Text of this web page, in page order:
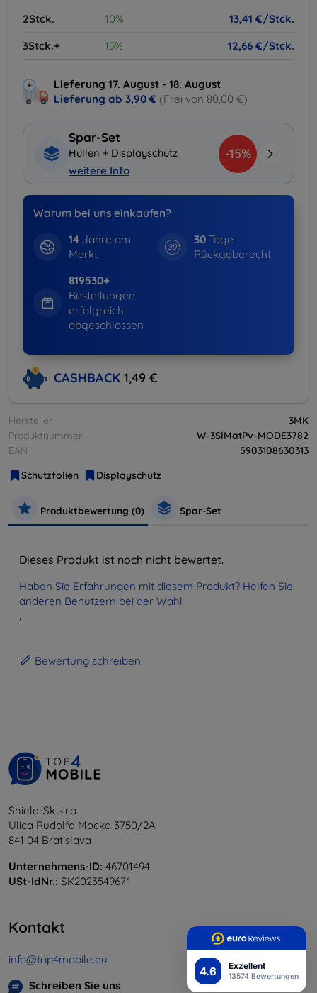
4.6 Exzellent
13574 Bewertungen
2Stck.
10%
13,41 €/Stck.
3Stck.+
15% 12,66 €/Stck.
Lieferung 17. August - 18. August
Lieferung ab 3,90 € (Frei von 80,00 €)
Spar-Set
Hüllen + Displayschutz
weitere Info
-15%
Warum bei uns einkaufen?
14Jahre am
Markt
30 Tage
Rückgaberecht
819530+
Bestellungen
erfolgreich
abgeschlossen
CASHBACK 1,49 €
Hersteller
3MK
Produktnummer
W-3SlMatPv-MODE3782
EAN
5903108630313
Schutzfolien
Displayschutz
Produktbewertung (0) Spar-Set
Dieses Produkt ist noch nicht bewertet.
Haben Sie Erfahrungen mit diesem Produkt? Helfen Sie
anderen Benutzern bei der Wahl
.
Bewertung schreiben
Shield-Sk s.r.o.
Ulica Rudolfa Mocka 3750/2A
841 04 Bratislava
Unternehmens-ID: 46701494
USt-IdNr.: SK2023549671
Kontakt
info@top4mobile.eu
Schreiben Sie uns